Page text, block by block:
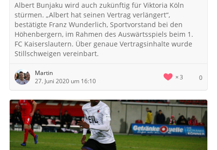
Albert Bunjaku wird auch zukünftig für Viktoria Köln
stürmen. „Albert hat seinen Vertrag verlängert“,
bestätigte Franz Wunderlich, Sportvorstand bei den
Höhenbergern, im Rahmen des Auswärtsspiels beim 1.
FC Kaiserslautern. Über genaue Vertragsinhalte wurde
Stillschweigen vereinbart.
Martin
27. Juni 2020 um 16:10
3 0